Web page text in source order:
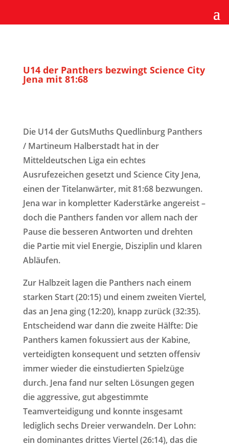
U14 der Panthers bezwingt Science City
Jena mit 81:68
Die U14 der GutsMuths Quedlinburg Panthers
/ Martineum Halberstadt hat in der
Mitteldeutschen Liga ein echtes
Ausrufezeichen gesetzt und Science City Jena,
einen der Titelanwärter, mit 81:68 bezwungen.
Jena war in kompletter Kaderstärke angereist –
doch die Panthers fanden vor allem nach der
Pause die besseren Antworten und drehten
die Partie mit viel Energie, Disziplin und klaren
Abläufen.
Zur Halbzeit lagen die Panthers nach einem
starken Start (20:15) und einem zweiten Viertel,
das an Jena ging (12:20), knapp zurück (32:35).
Entscheidend war dann die zweite Hälfte: Die
Panthers kamen fokussiert aus der Kabine,
verteidigten konsequent und setzten offensiv
immer wieder die einstudierten Spielzüge
durch. Jena fand nur selten Lösungen gegen
die aggressive, gut abgestimmte
Teamverteidigung und konnte insgesamt
lediglich sechs Dreier verwandeln. Der Lohn:
ein dominantes drittes Viertel (26:14), das die